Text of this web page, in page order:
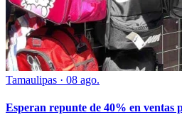
Tamaulipas · 08 ago.
Esperan repunte de 40% en ventas